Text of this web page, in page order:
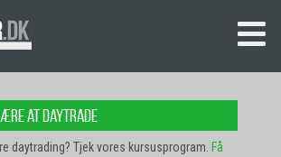
at daytrade
daytrading? Tjek vores kursusprogram. Få